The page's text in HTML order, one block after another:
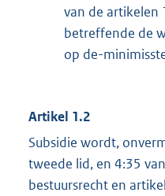
van de artikelen
betreffende de
op de-
Artikel 1.2
Subsidie wordt,
tweede lid, en 4:35
bestuursrecht en